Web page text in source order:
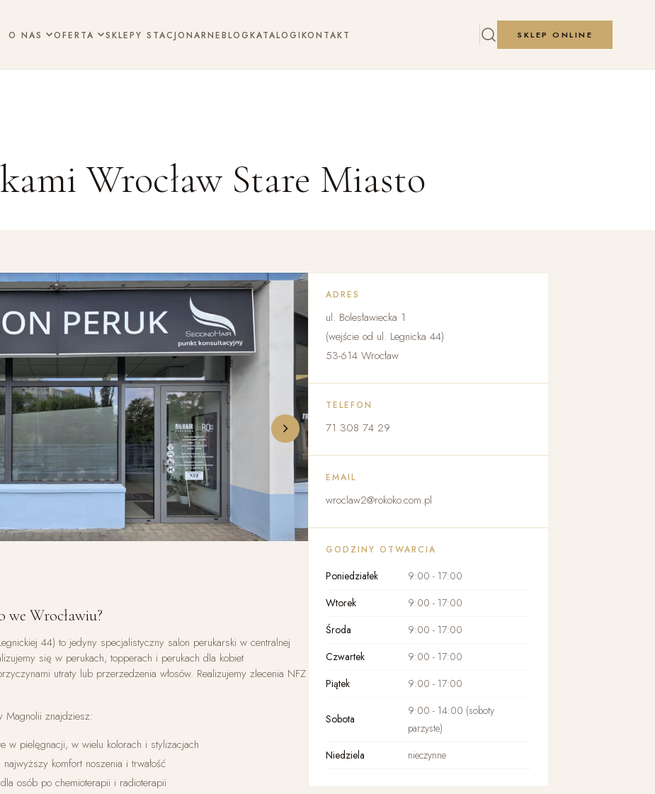
O NAS OFERTA SKLEPY STACJONARNEBLOGKATALOGIKONTAKT SKLEP ONLINE
Wrocław Stare Miasto
we Wrocławiu?
44) to jedyny specjalistyczny salon perukarski w centralnej
się w perukach, topperach i perukach dla kobiet
utraty lub przerzedzenia włosów. Realizujemy zlecenia NFZ
Magnolii znajdziesz:
w pielęgnacji, w wielu kolorach i stylizacjach
komfort noszenia i trwałość
osób po chemioterapii i radioterapii
ADRES
ul. Bolesławiecka 1
(wejście od ul. Legnicka 44)
53-614 Wrocław
TELEFON
71 308 74 29
EMAIL
wroclaw2@rokoko.com.pl
GODZINY OTWARCIA
Poniedziałek
9:00 - 17:00
Wtorek
9:00 - 17:00
Środa
9:00 - 17:00
Czwartek
9:00 - 17:00
Piątek
9:00 - 17:00
Sobota
9:00 - 14:00 (soboty
parzyste)
Niedziela
nieczynne